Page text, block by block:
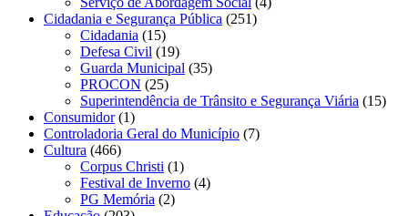
Cidadania e Segurança Pública (251)
Cidadania (15)
Defesa Civil (19)
Guarda Municipal (35)
PROCON (25)
Superintendência de Trânsito e Segurança Viária (15)
Consumidor(1)
Controladoria Geral do Município (7)
Cultura (466)
Corpus Christi (1)
Festival de Inverno (4)
PG Memória (2)